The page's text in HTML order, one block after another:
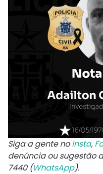
Siga a gente noInsta,
denúncia ou sugestão
7440 (WhatsApp).